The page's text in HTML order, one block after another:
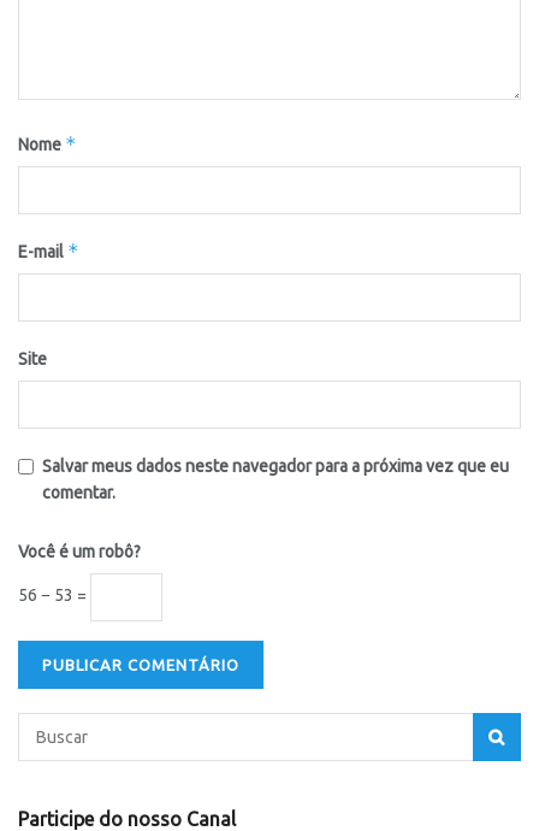
Nome *
E-mail *
Site
Salvar meus dados neste navegador para a próxima vez que eu
comentar.
Você é um robô?
56 − 53 =
Participe do nosso Canal